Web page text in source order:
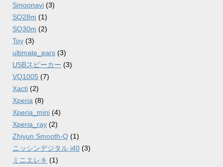
Smoonavi (3)
SQ28m (1)
SQ30m (2)
Toy (3)
ultimate_ears (3)
USBスピーカー (3)
VQ1005 (7)
Xacti (2)
Xperia (8)
Xperia_mini (4)
Xperia_ray (2)
Zhiyun Smooth-Q (1)
ニッシンデジタル i40 (3)
ミニエレキ (1)